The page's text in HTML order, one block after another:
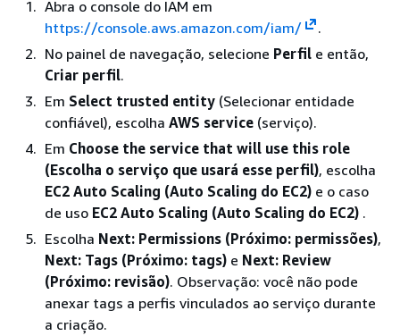
Abra o console do IAM em
https://console.aws.amazon.com/iam/
.
No painel de navegação, selecione Perfil e então,
Criar perfil.
Em Select trusted entity (Selecionar entidade
confiável), escolha AWS service (serviço).
Em Choose the service that will use this role
(Escolha o serviço que usará esse perfil), escolha
EC2 Auto Scaling (Auto Scaling do EC2) e o caso
de uso EC2 Auto Scaling (Auto Scaling do EC2) .
Escolha Next: Permissions (Próximo: permissões),
Next: Tags (Próximo: tags) e Next: Review
(Próximo: revisão). Observação: você não pode
anexar tags a perfis vinculados ao serviço durante
a criação.